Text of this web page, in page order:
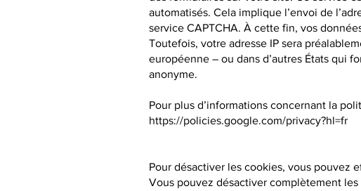
automatisés. Cela implique l’envoi de
service CAPTCHA. À cette fin, vos
Toutefois, votre adresse IP sera
européenne – ou dans d’autres États qui
anonyme.
Pour plus d’informations concernant la
https://policies.google.com/privacy?hl=fr
Pour désactiver les cookies, vous pouvez
Vous pouvez désactiver complètement